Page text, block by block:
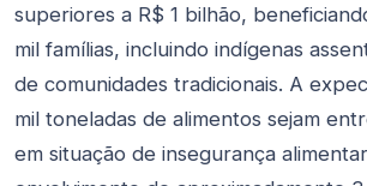
superiores a R$ 1 bilhão,
mil famílias, incluindo indígenas
de comunidades tradicionais. A
mil toneladas de alimentos sejam
em situação de insegurança